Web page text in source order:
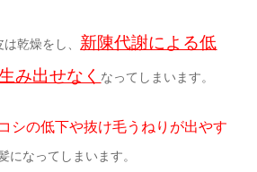
乾燥をし、 新陳代謝による低
み出せなく なってしまいます。
シの低下や抜け毛うねりが出やす
になってしまいます。